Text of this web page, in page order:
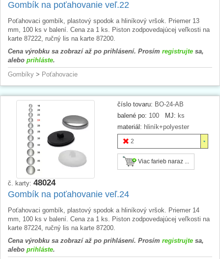
Gombík na poťahovanie veľ.22
Poťahovaci gombík, plastový spodok a hliníkový vršok. Priemer 13
mm, 100 ks v balení. Cena za 1 ks. Piston zodpovedajúcej veľkosti na
karte 87222, ručný lis na karte 87200.
Cena výrobku sa zobrazí až po prihlásení. Prosím registrujte sa,
alebo prihláste.
Gombíky > Poťahovacie
číslo tovaru: BO-24-AB
balené po: 100 MJ: ks
materiál: hliník+polyester
2
Viac farieb naraz ...
č. karty: 48024
Gombík na poťahovanie veľ.24
Poťahovaci gombík, plastový spodok a hliníkový vršok. Priemer 14
mm, 100 ks v balení. Cena za 1 ks. Piston zodpovedajúcej veľkosti na
karte 87224, ručný lis na karte 87200.
Cena výrobku sa zobrazí až po prihlásení. Prosím registrujte sa,
alebo prihláste.